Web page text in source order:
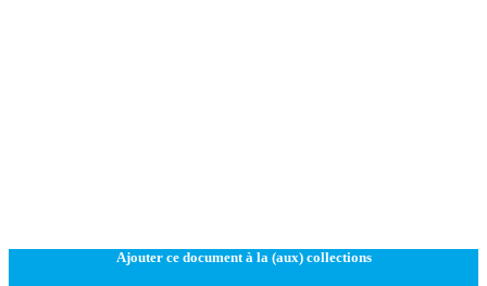
Ajouter ce document à la (aux) collections